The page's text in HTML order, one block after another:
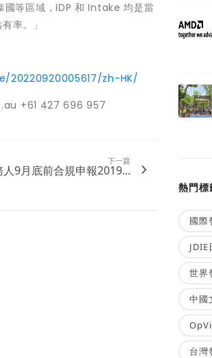
國等區域，IDP 和 Intake 均是當
率。」
zh-HK/
+61 427 696 957
下一篇
9月底前合規申報2019...
熱門標
國際
世界
中國
台灣